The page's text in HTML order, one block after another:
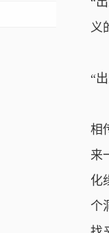
义
“
相
来
化
个